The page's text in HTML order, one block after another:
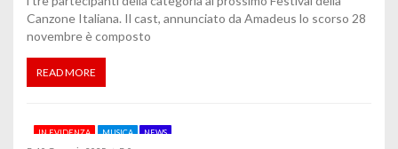
Canzone Italiana. Il cast, annunciato da Amadeus lo scorso 28
novembre è composto
READ MORE
IN EVIDENZA MUSICA NEWS